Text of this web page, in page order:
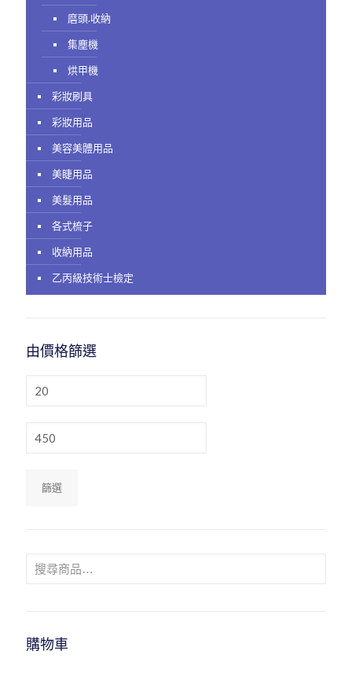
磨頭.收納
集塵機
烘甲機
彩妝刷具
彩妝用品
美容美體用品
美睫用品
美髮用品
各式梳子
收納用品
乙丙級技術士檢定
由價格篩選
高
篩選
購物車